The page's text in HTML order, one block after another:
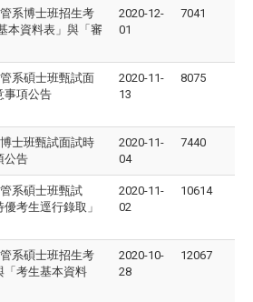
系博士班招生考
本資料表」與「審
2020-12-
01
7041
系碩士班甄試面
事項公告
2020-11-
13
8075
士班甄試面試時
公告
2020-11-
04
7440
系碩士班甄試
優考生逕行錄取」
2020-11-
02
10614
系碩士班招生考
「考生基本資料
2020-10-
28
12067